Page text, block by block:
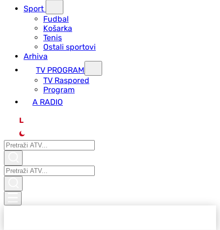
Sport
Fudbal
Košarka
Tenis
Ostali sportovi
Arhiva
TV PROGRAM
ТV Raspored
Program
A RADIO
L